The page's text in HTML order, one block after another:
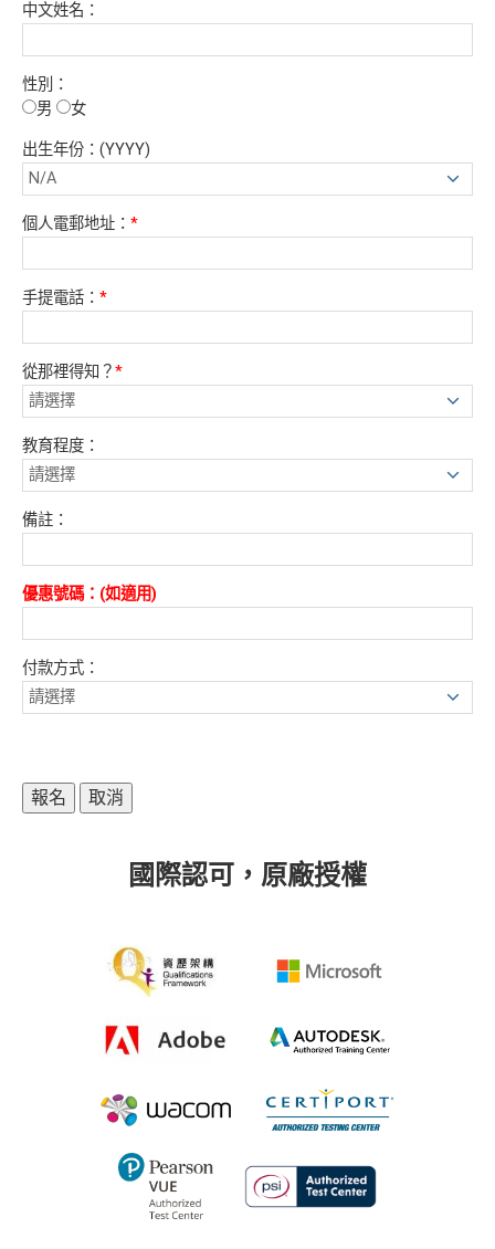
中文姓名：
性別：
男
女
出生年份：(YYYY)
個人電郵地址： *
手提電話： *
從那裡得知？*
教育程度：
備註：
優惠號碼：(如適用)
付款方式：
國際認可，原廠授權